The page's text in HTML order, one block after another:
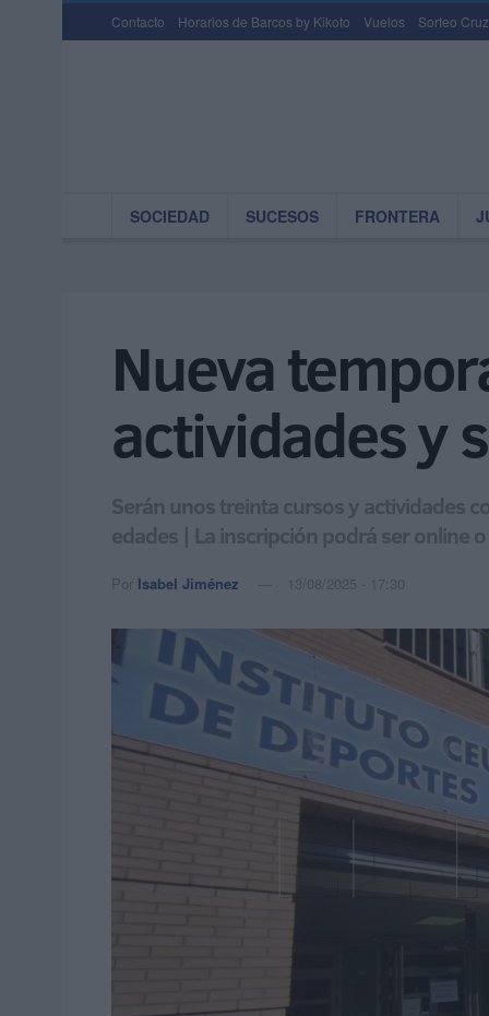
Contacto Horarios de Barcos by Kikoto Vuelos Sorteo
SOCIEDAD SUCESOS FRONTERA
Nueva
actividades y
Serán unos treinta cursos y actividades
edades | La inscripción podrá ser online
Por Isabel Jiménez 13/08/2025 - 17:30